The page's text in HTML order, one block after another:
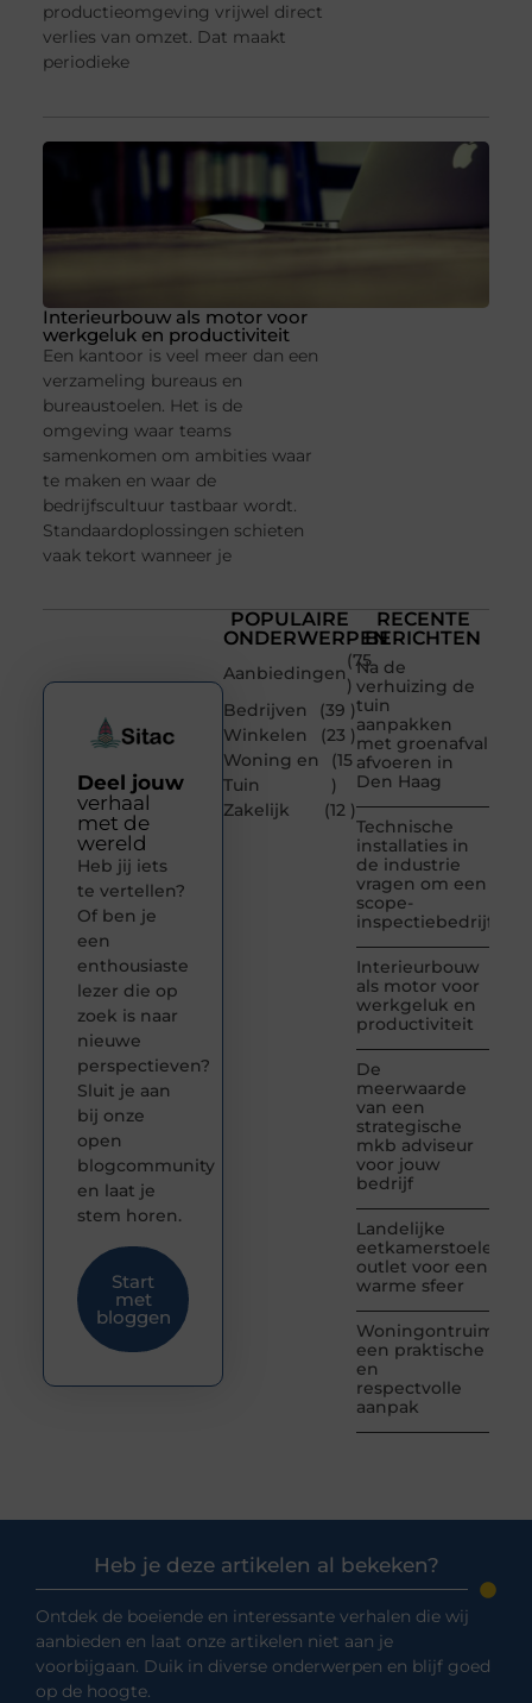
productieomgeving vrijwel direct
verlies van omzet. Dat maakt
periodieke
Interieurbouw als motor voor
werkgeluk en productiviteit
Een kantoor is veel meer dan een
verzameling bureaus en
bureaustoelen. Het is de
omgeving waar teams
samenkomen om ambities waar
te maken en waar de
bedrijfscultuur tastbaar wordt.
Standaardoplossingen schieten
vaak tekort wanneer je
POPULAIRE
ONDERWERPEN
Aanbiedingen
(75
)
Bedrijven
(39 )
Winkelen
(23 )
Woning en
Tuin
(15
)
Zakelijk
(12 )
RECENTE
BERICHTEN
Na de
verhuizing de
tuin
aanpakken
met groenafval
afvoeren in
Den Haag
Technische
installaties in
de industrie
vragen om een
scope-
inspectiebedrijf
Interieurbouw
als motor voor
werkgeluk en
productiviteit
De
meerwaarde
van een
strategische
mkb adviseur
voor jouw
bedrijf
Landelijke
eetkamerstoelen
outlet voor een
warme sfeer
Woningontruiming:
een praktische
en
respectvolle
aanpak
Deel jouw
verhaal
met de
wereld
Heb jij iets
te vertellen?
Of ben je
een
enthousiaste
lezer die op
zoek is naar
nieuwe
perspectieven?
Sluit je aan
bij onze
open
blogcommunity
en laat je
stem horen.
Start
met
bloggen
Heb je deze artikelen al bekeken?
Ontdek de boeiende en interessante verhalen die wij
aanbieden en laat onze artikelen niet aan je
voorbijgaan. Duik in diverse onderwerpen en blijf goed
op de hoogte.